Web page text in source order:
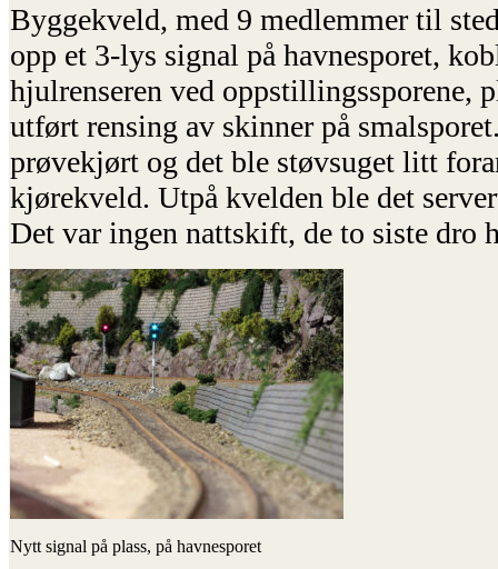
Byggekveld, med 9 medlemmer til
opp et 3-lys signal på havnesporet,
hjulrenseren ved oppstillingssporene,
utført rensing av skinner på
prøvekjørt og det ble støvsuget litt
kjørekveld. Utpå kvelden ble det
Det var ingen nattskift, de to siste dro
Nytt signal på plass, på havnesporet